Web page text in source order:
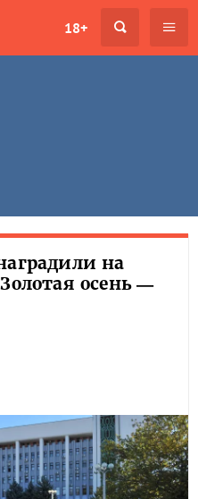
18+
на
осень —